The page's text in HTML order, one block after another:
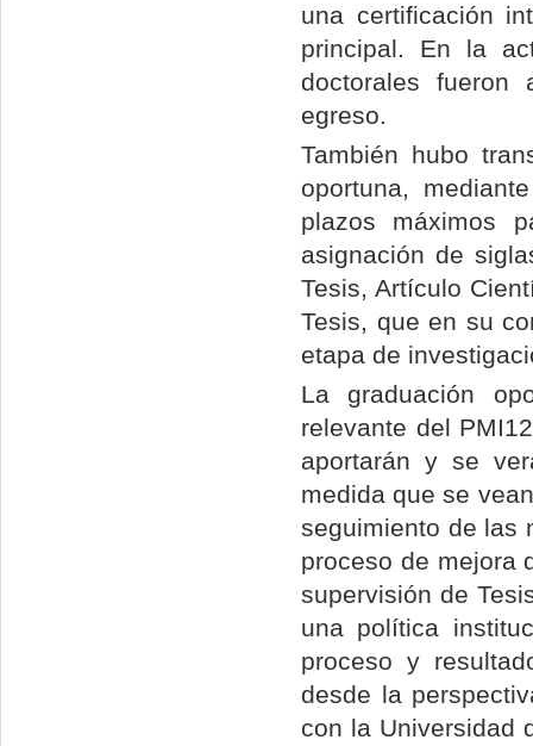
una certificación
principal. En la
doctorales fueron
egreso.
También hubo
oportuna,
plazos máximos
asignación de
Tesis, Artículo
Tesis, que en su
etapa de
La graduación
relevante del
aportarán y se
medida que se
seguimiento de las
proceso de mejora
supervisión de
una política
proceso y
desde la
con la Universidad